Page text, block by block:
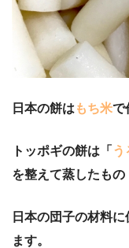
日本の餅は もち米で
トッポギの餅は「 う
を整えて蒸したもの
日本の団子の材料
ます。